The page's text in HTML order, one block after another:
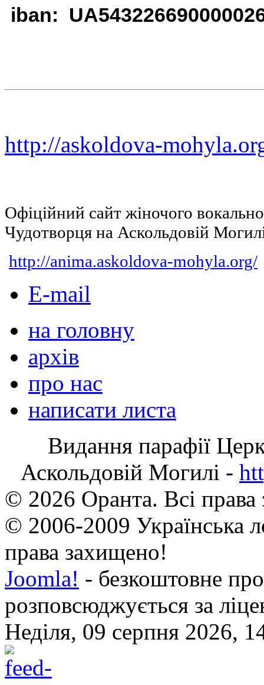
iban:
http://askoldova-
Офіційний сайт жіночого
Чудотворця на Аскольдовій
http://anima.askoldova-mohyla.org/
E-mail
на головну
архів
про нас
написати листа
Видання парафії
Аскольдовій Могилі -
© 2026 Оранта. Всі
© 2006-2009 Українська
права захищено!
Joomla! - безкоштовне
розповсюджується за
Неділя, 09 серпня 2026,